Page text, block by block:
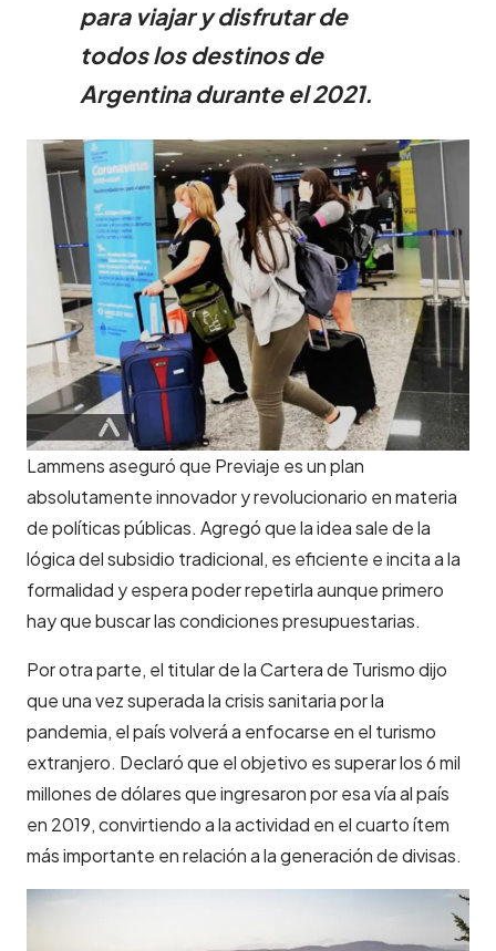
para viajar y disfrutar de
todos los destinos de
Argentina durante el 2021.
Lammens aseguró que Previaje es un plan
absolutamente innovador y revolucionario en materia
de políticas públicas. Agregó que la idea sale de la
lógica del subsidio tradicional, es eficiente e incita a la
formalidad y espera poder repetirla aunque primero
hay que buscar las condiciones presupuestarias.
Por otra parte, el titular de la Cartera de Turismo dijo
que una vez superada la crisis sanitaria por la
pandemia, el país volverá a enfocarse en el turismo
extranjero. Declaró que el objetivo es superar los 6 mil
millones de dólares que ingresaron por esa vía al país
en 2019, convirtiendo a la actividad en el cuarto ítem
más importante en relación a la generación de divisas.